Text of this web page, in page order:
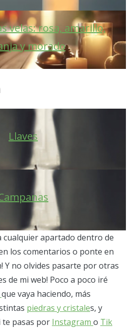
velas: rosa, amarillo,
y morado
Llaves
cualquier apartado dentro de
los comentarios o ponte en
Y no olvides pasarte por otras
de mi web! Poco a poco iré
que vaya haciendo, más
piedras y cristales, y
te pasas por Instagram o Tik